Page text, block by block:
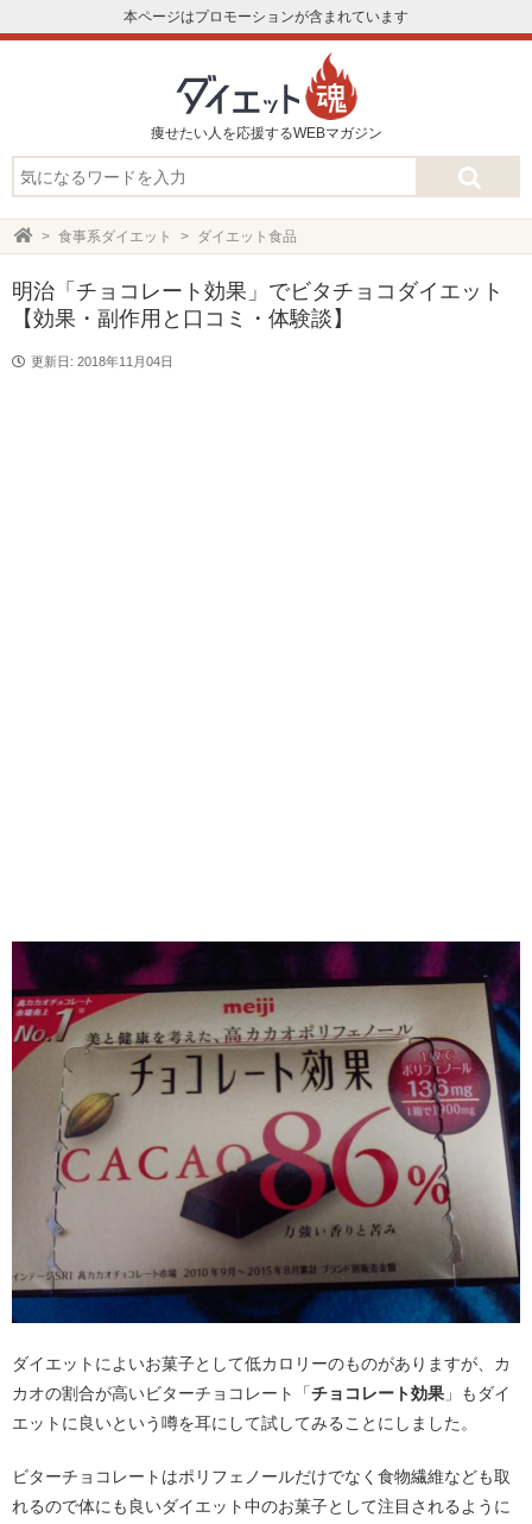
本ページはプロモーションが含まれています
痩せたい人を応援するWEBマガジン
食事系ダイエット ダイエット食品
明治「チョコレート効果」でビタチョコダイエット
【効果・副作用と口コミ・体験談】
更新日: 2018年11月04日
ダイエットによいお菓子として低カロリーのものがありますが、カ
カオの割合が高いビターチョコレート「チョコレート効果 」もダイ
エットに良いという噂を耳にして試してみることにしました。
ビターチョコレートはポリフェノールだけでなく食物繊維なども取
れるので体にも良いダイエット中のお菓子として注目されるように